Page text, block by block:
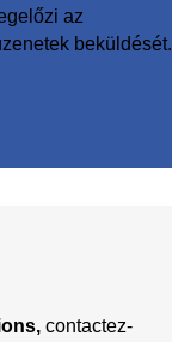
az
beküldését.
contactez-